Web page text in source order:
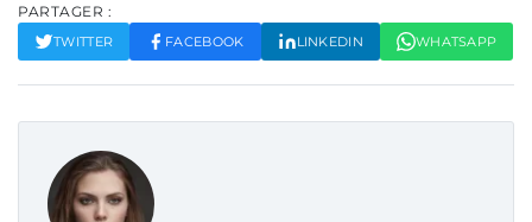
PARTAGER :
TWITTER FACEBOOK LINKEDIN WHATSAPP